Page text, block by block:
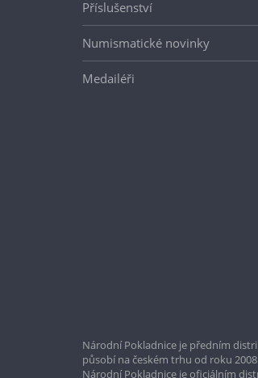
Příslušenství
Numismatické novinky
Medailéři
Národní Pokladnice je předním
působí na českém trhu od roku
Národní Pokladnice je oficiálním